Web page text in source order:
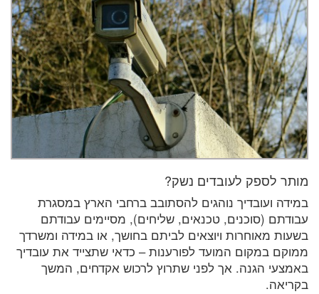
מותר לספק לעובדים נשק?
במידה ועובדיך נוהגים להסתובב ברחבי הארץ במסגרת
עבודתם (סוכנים, טכנאים, שליחים), מסיימים עבודתם
בשעות מאוחרות ויוצאים לביתם בחושך, או במידה ומשרדך
ממוקם במקום המועד לפורענות – כדאי שתצייד את עובדיך
באמצעי הגנה. אך לפני שתרוץ לרכוש אקדחים, המשך
בקריאה.